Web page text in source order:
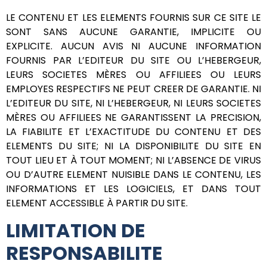
LE CONTENU ET LES ELEMENTS FOURNIS SUR CE SITE LE
SONT SANS AUCUNE GARANTIE, IMPLICITE OU
EXPLICITE. AUCUN AVIS NI AUCUNE INFORMATION
FOURNIS PAR L’EDITEUR DU SITE OU L’HEBERGEUR,
LEURS SOCIETES MÈRES OU AFFILIEES OU LEURS
EMPLOYES RESPECTIFS NE PEUT CREER DE GARANTIE. NI
L’EDITEUR DU SITE, NI L’HEBERGEUR, NI LEURS SOCIETES
MÈRES OU AFFILIEES NE GARANTISSENT LA PRECISION,
LA FIABILITE ET L’EXACTITUDE DU CONTENU ET DES
ELEMENTS DU SITE; NI LA DISPONIBILITE DU SITE EN
TOUT LIEU ET À TOUT MOMENT; NI L’ABSENCE DE VIRUS
OU D’AUTRE ELEMENT NUISIBLE DANS LE CONTENU, LES
INFORMATIONS ET LES LOGICIELS, ET DANS TOUT
ELEMENT ACCESSIBLE À PARTIR DU SITE.
LIMITATION DE
RESPONSABILITE